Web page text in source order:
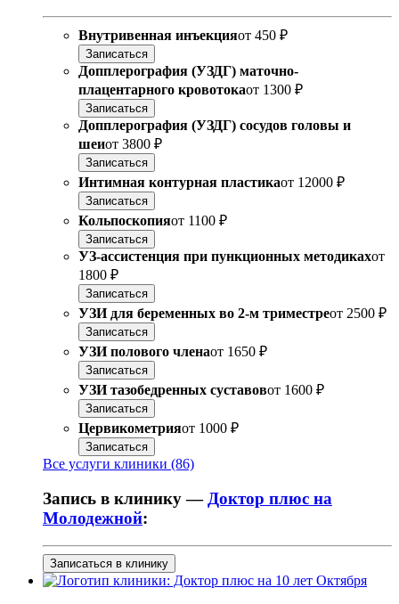
Внутривенная инъекцияот 450 ₽
Записаться
Допплерография (УЗДГ) маточно-
плацентарного кровотокаот 1300 ₽
Записаться
Допплерография (УЗДГ) сосудов головы и
шеиот 3800 ₽
Записаться
Интимная контурная пластикаот 12000 ₽
Записаться
Кольпоскопияот 1100 ₽
Записаться
УЗ-ассистенция при пункционных методикахот
1800 ₽
Записаться
УЗИ для беременных во 2-м триместреот 2500 ₽
Записаться
УЗИ полового членаот 1650 ₽
Записаться
УЗИ тазобедренных суставовот 1600 ₽
Записаться
Цервикометрияот 1000 ₽
Записаться
Все услуги клиники (86)
Запись в клинику — Доктор плюс на
Молодежной:
Записаться в клинику